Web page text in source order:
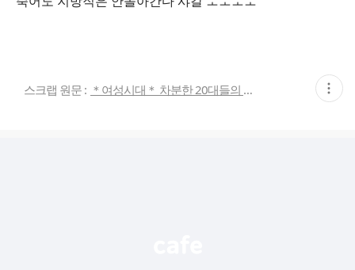
스크랩 원문 : ＊여성시대＊ 차분한 20대들의 알흠다운 공간 현
재